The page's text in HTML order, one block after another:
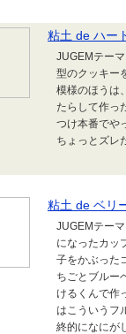
粘土 de ハー
JUGEMテー
型のクッキー
模様のほうは
たらして作っ
つけ本番でや
ちょっとズレ
粘土 de ベリ
JUGEMテー
になったカッ
子をかぶった
ちごとブルー
けるくんで作
はこういうフ
終的になにが